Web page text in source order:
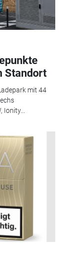
Standort
mit 44